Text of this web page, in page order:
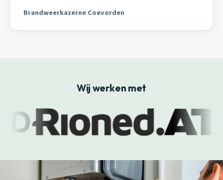
Brandweerkazerne Coevorden
Wij werken met